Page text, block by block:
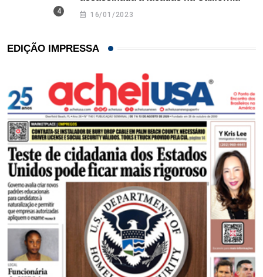
16/01/2023
EDIÇÃO IMPRESSA